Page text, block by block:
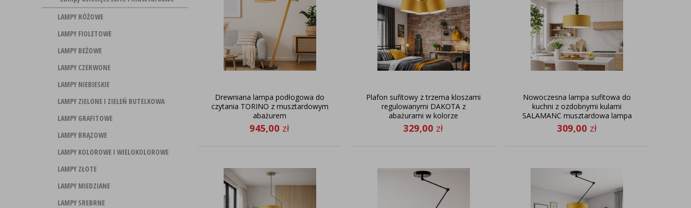
LAMPY RÓŻOWE
LAMPY FIOLETOWE
LAMPY BEŻOWE
LAMPY CZERWONE
LAMPY NIEBIESKIE
LAMPY ZIELONE I ZIELEŃ BUTELKOWA
LAMPY GRAFITOWE
LAMPY BRĄZOWE
LAMPY KOLOROWE I WIELOKOLOROWE
LAMPY ZŁOTE
LAMPY MIEDZIANE
LAMPY SREBRNE
Drewniana lampa podłogowa do
czytania TORINO z musztardowym
abażurem
945,00 zł
Plafon sufitowy z trzema kloszami
regulowanymi DAKOTA z
abażurami w kolorze
musztardowym
329,00 zł
Nowoczesna lampa sufitowa do
kuchni z ozdobnymi kulami
SALAMANC musztardowa lampa
sufitowa z abażurem 40 cm
309,00 zł